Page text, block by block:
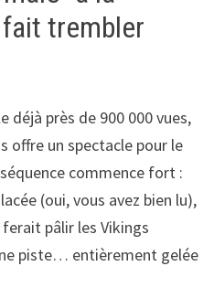
trembler
déjà près de 900 000 vues,
offre un spectacle pour le
commence fort :
(oui, vous avez bien lu),
pâlir les Vikings
piste… entièrement gelée